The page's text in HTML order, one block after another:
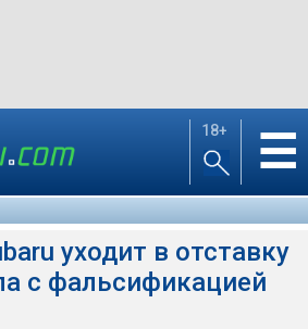
18+ ☰
уходит в отставку
с фальсификацией